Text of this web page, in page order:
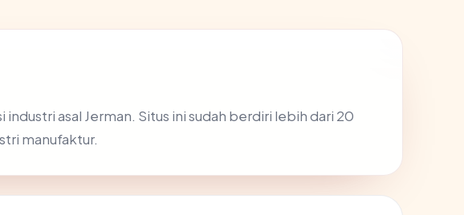
asal Jerman. Situs ini sudah berdiri lebih dari 20
manufaktur.